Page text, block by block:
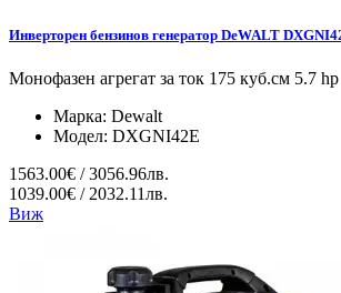
Инверторен бензинов генератор DeWALT
Монофазен агрегат за ток 175 куб.см 5.7 hp
Марка: Dewalt
Модел: DXGNI42E
1563.00€ / 3056.96лв.
1039.00€ / 2032.11лв.
Виж